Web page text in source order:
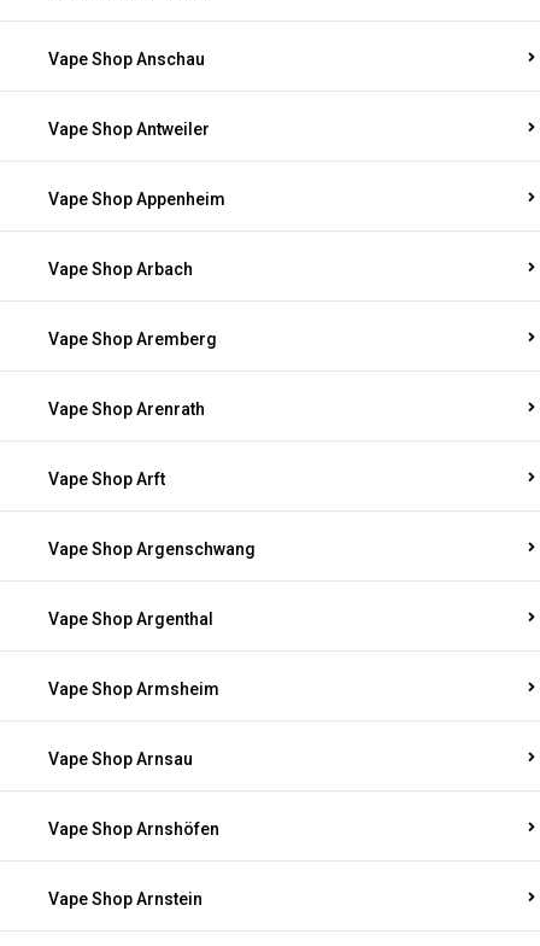
Vape Shop Anschau
Vape Shop Antweiler
Vape Shop Appenheim
Vape Shop Arbach
Vape Shop Aremberg
Vape Shop Arenrath
Vape Shop Arft
Vape Shop Argenschwang
Vape Shop Argenthal
Vape Shop Armsheim
Vape Shop Arnsau
Vape Shop Arnshöfen
Vape Shop Arnstein